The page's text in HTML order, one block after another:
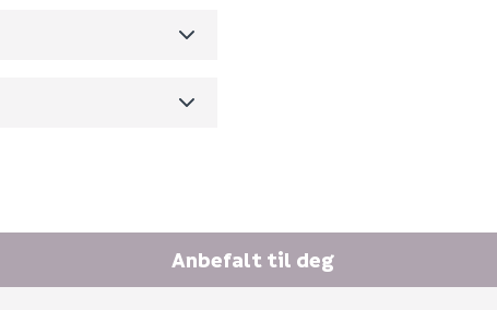
(dm3 per salgsforpakning)
Anbefalt til deg